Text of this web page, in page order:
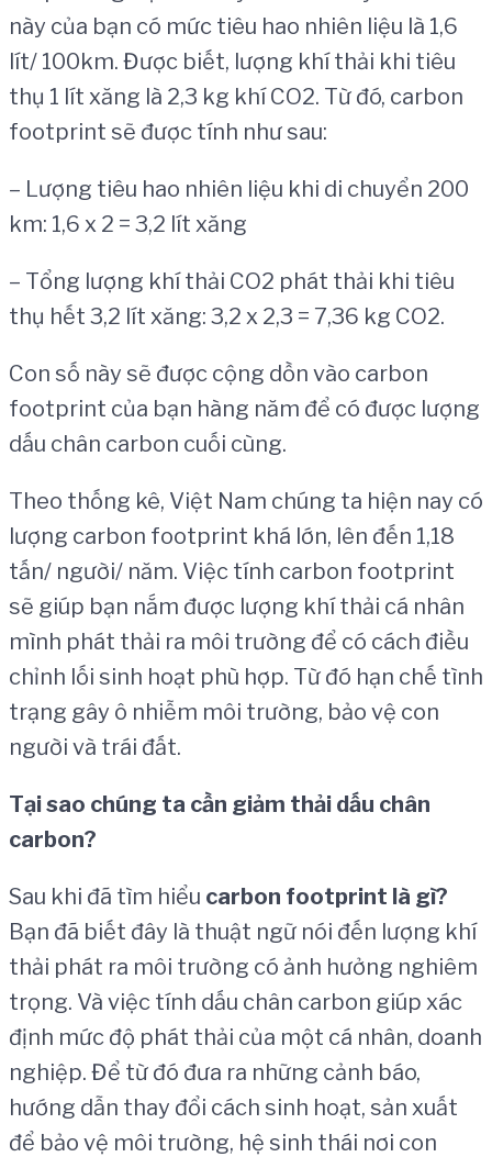
này của bạn có mức tiêu hao nhiên liệu là 1,6
lít/ 100km. Được biết, lượng khí thải khi tiêu
thụ 1 lít xăng là 2,3 kg khí CO2. Từ đó, carbon
footprint sẽ được tính như sau:
– Lượng tiêu hao nhiên liệu khi di chuyển 200
km: 1,6 x 2 = 3,2 lít xăng
– Tổng lượng khí thải CO2 phát thải khi tiêu
thụ hết 3,2 lít xăng: 3,2 x 2,3 = 7,36 kg CO2.
Con số này sẽ được cộng dồn vào carbon
footprint của bạn hàng năm để có được lượng
dấu chân carbon cuối cùng.
Theo thống kê, Việt Nam chúng ta hiện nay có
lượng carbon footprint khá lớn, lên đến 1,18
tấn/ người/ năm. Việc tính carbon footprint
sẽ giúp bạn nắm được lượng khí thải cá nhân
mình phát thải ra môi trường để có cách điều
chỉnh lối sinh hoạt phù hợp. Từ đó hạn chế tình
trạng gây ô nhiễm môi trường, bảo vệ con
người và trái đất.
Tại sao chúng ta cần giảm thải dấu chân
carbon?
Sau khi đã tìm hiểu carbon footprint là gì?
Bạn đã biết đây là thuật ngữ nói đến lượng khí
thải phát ra môi trường có ảnh hưởng nghiêm
trọng. Và việc tính dấu chân carbon giúp xác
định mức độ phát thải của một cá nhân, doanh
nghiệp. Để từ đó đưa ra những cảnh báo,
hướng dẫn thay đổi cách sinh hoạt, sản xuất
để bảo vệ môi trường, hệ sinh thái nơi con